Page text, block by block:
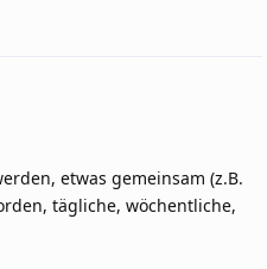
etwas gemeinsam (z.B.
tägliche, wöchentliche,